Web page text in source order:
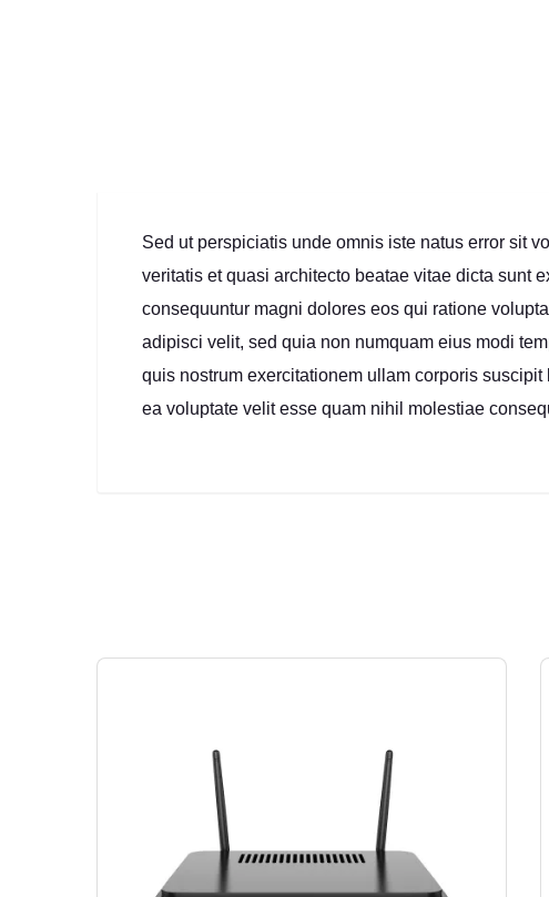
Sed ut perspiciatis unde omnis iste natus error sit
veritatis et quasi architecto beatae vitae dicta sunt
consequuntur magni dolores eos qui ratione
adipisci velit, sed quia non numquam eius modi
quis nostrum exercitationem ullam corporis
ea voluptate velit esse quam nihil molestiae